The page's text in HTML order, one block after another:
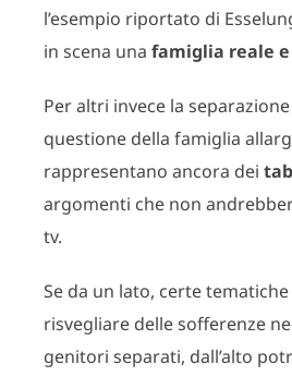
l’esempio riportato di
in scena una famiglia reale
Per altri invece la
questione della famiglia
rappresentano ancora dei
argomenti che non
tv.
Se da un lato, certe
risvegliare delle sofferenze
genitori separati, dall’alto